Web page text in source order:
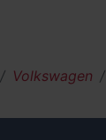
Volkswagen